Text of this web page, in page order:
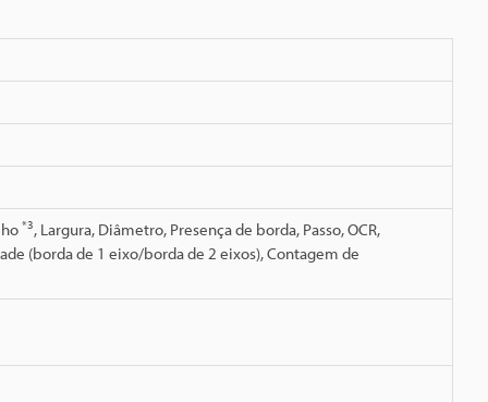
*3, Largura, Diâmetro, Presença de borda, Passo, OCR,
(borda de 1 eixo/borda de 2 eixos), Contagem de